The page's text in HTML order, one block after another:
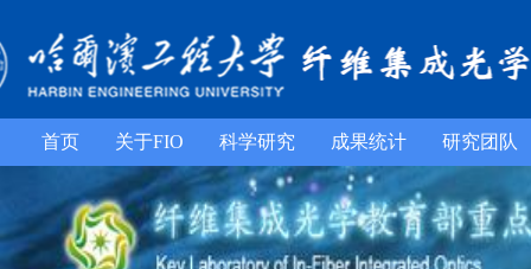
首页 关于FIO 科学研究 成果统计 研究团队